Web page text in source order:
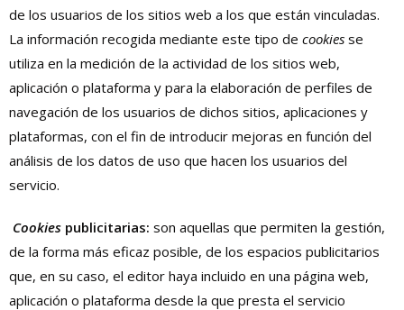
de los usuarios de los sitios web a los que están vinculadas.
La información recogida mediante este tipo de cookies se
utiliza en la medición de la actividad de los sitios web,
aplicación o plataforma y para la elaboración de perfiles de
navegación de los usuarios de dichos sitios, aplicaciones y
plataformas, con el fin de introducir mejoras en función del
análisis de los datos de uso que hacen los usuarios del
servicio.
Cookies publicitarias: son aquellas que permiten la gestión,
de la forma más eficaz posible, de los espacios publicitarios
que, en su caso, el editor haya incluido en una página web,
aplicación o plataforma desde la que presta el servicio